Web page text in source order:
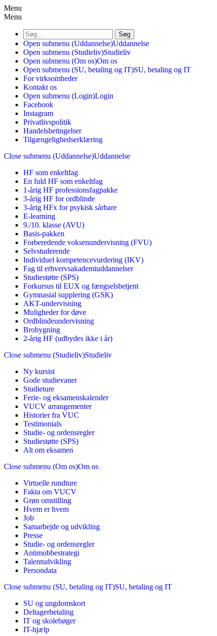
Menu
Menu
Søg
Open submenu (Uddannelse)Uddannelse
Open submenu (Studieliv)Studieliv
Open submenu (Om os)Om os
Open submenu (SU, betaling og IT)SU, betaling og IT
For virksomheder
Kontakt os
Open submenu (Login)Login
Facebook
Instagram
Privatlivspolitik
Handelsbetingelser
Tilgængelighedserklæring
Close submenu (Uddannelse)Uddannelse
HF som enkeltfag
En fuld HF som enkeltfag
1-årig HF professionsfagpakke
3-årig HF for ordblinde
3-årig HFx for psykisk sårbare
E-learning
9./10. klasse (AVU)
Basis-pakken
Forberedende voksenundervisning (FVU)
Selvstuderende
Individuel kompetencevurdering (IKV)
Fag til erhvervsakademiuddannelser
Studiestøtte (SPS)
Forkursus til EUX og fængselsbetjent
Gymnasial supplering (GSK)
AKT-undervisning
Muligheder for døve
Ordblindeundervisning
Brobygning
2-årig HF (udbydes ikke i år)
Close submenu (Studieliv)Studieliv
Ny kursist
Gode studievaner
Studieture
Ferie- og eksamenskalender
VUCV arrangementer
Historier fra VUC
Testimonials
Studie- og ordensregler
Studiestøtte (SPS)
Alt om eksamen
Close submenu (Om os)Om os
Virtuelle rundture
Fakta om VUCV
Grøn omstilling
Hvem er hvem
Job
Samarbejde og udvikling
Presse
Studie- og ordensregler
Antimobbestrategi
Talentudvikling
Persondata
Close submenu (SU, betaling og IT)SU, betaling og IT
SU og ungdomskort
Deltagerbetaling
IT og skolebøger
IT-hjælp